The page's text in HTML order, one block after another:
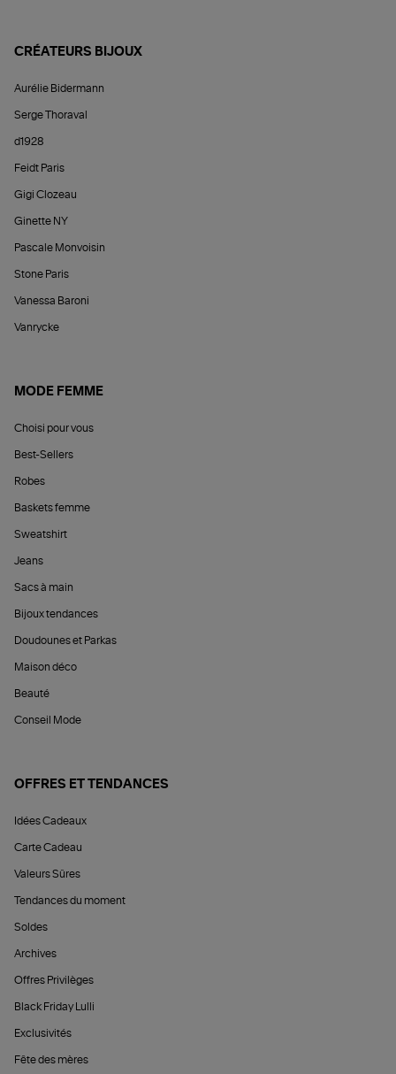
CRÉATEURS BIJOUX
Aurélie Bidermann
Serge Thoraval
d1928
Feidt Paris
Gigi Clozeau
Ginette NY
Pascale Monvoisin
Stone Paris
Vanessa Baroni
Vanrycke
MODE FEMME
Choisi pour vous
Best-Sellers
Robes
Baskets femme
Sweatshirt
Jeans
Sacs à main
Bijoux tendances
Doudounes et Parkas
Maison déco
Beauté
Conseil Mode
OFFRES ET TENDANCES
Idées Cadeaux
Carte Cadeau
Valeurs Sûres
Tendances du moment
Soldes
Archives
Offres Privilèges
Black Friday Lulli
Exclusivités
Fête des mères